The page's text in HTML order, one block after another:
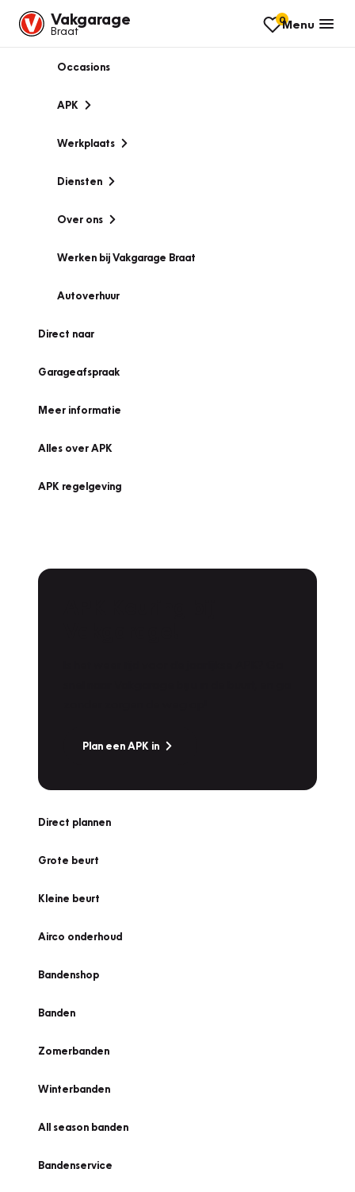
Vakgarage
Braat
0Menu
Occasions
APK
Werkplaats
Diensten
Over ons
Werken bij Vakgarage Braat
Autoverhuur
Direct naar
Garageafspraak
Meer informatie
Alles over APK
APK regelgeving
Plan een APK in
Direct plannen
Grote beurt
Kleine beurt
Airco onderhoud
Bandenshop
Banden
Zomerbanden
Winterbanden
All season banden
Bandenservice